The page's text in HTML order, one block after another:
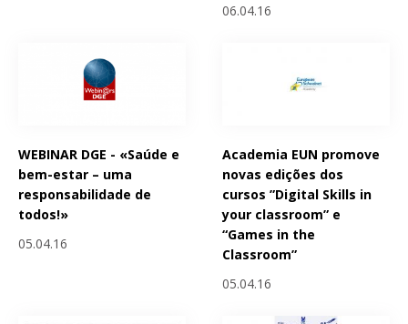
06.04.16
WEBINAR DGE - «Saúde e
bem-estar – uma
responsabilidade de
todos!»
05.04.16
Academia EUN promove
novas edições dos
cursos ”Digital Skills in
your classroom” e
“Games in the
Classroom”
05.04.16